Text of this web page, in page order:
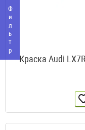
Фильтр
Краска Audi